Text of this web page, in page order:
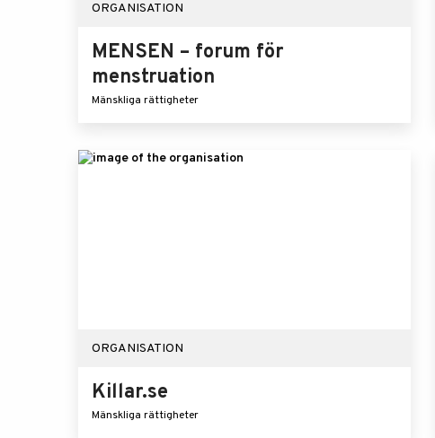
ORGANISATION
MENSEN – forum för
menstruation
Mänskliga rättigheter
ORGANISATION
Killar.se
Mänskliga rättigheter